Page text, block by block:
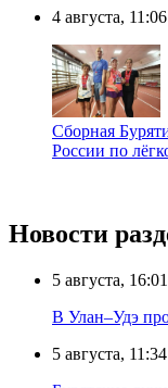
4 августа, 11:06
Сборная
России по
Новости
5 августа, 16:01
В Улан–Удэ
5 августа, 11:34